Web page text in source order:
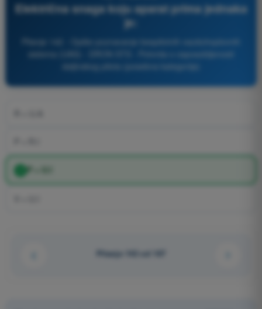
Električna snaga koju aparat prima jednaka
je:
P = U.I
Pitanje 142 od 167